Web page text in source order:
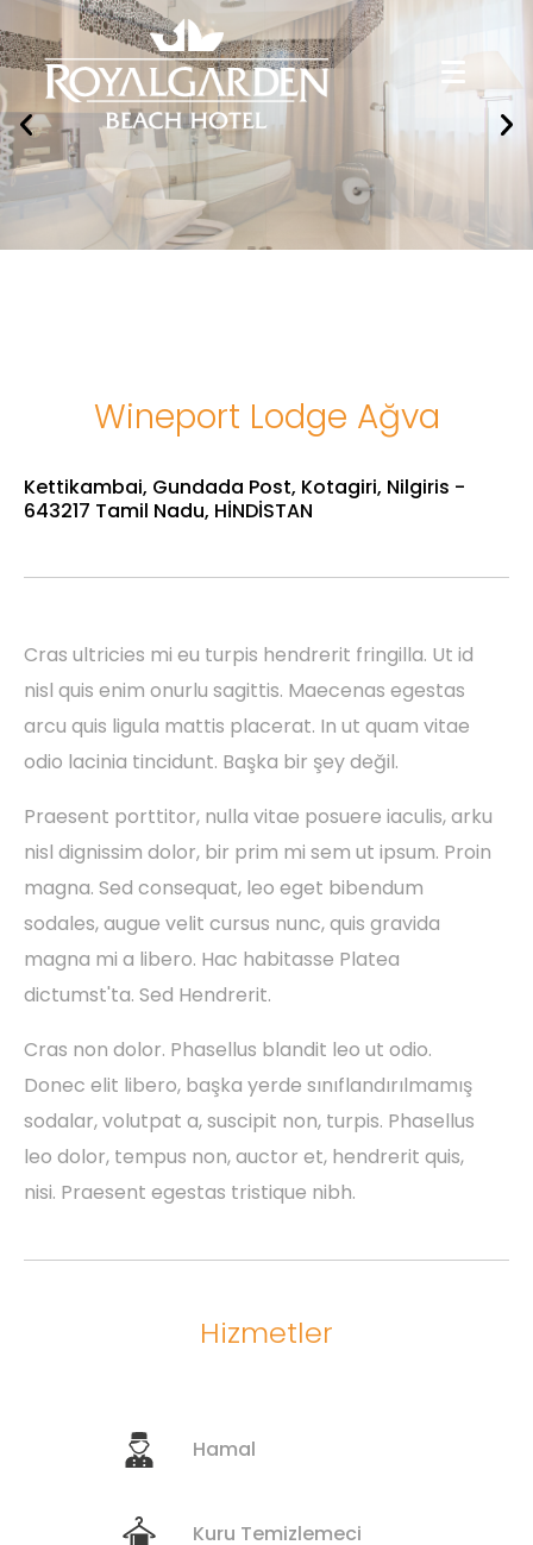
Wineport Lodge Ağva
Kettikambai, Gundada Post, Kotagiri, Nilgiris -
643217 Tamil Nadu, HİNDİSTAN
Cras ultricies mi eu turpis hendrerit fringilla. Ut id
nisl quis enim onurlu sagittis. Maecenas egestas
arcu quis ligula mattis placerat. In ut quam vitae
odio lacinia tincidunt. Başka bir şey değil.
Praesent porttitor, nulla vitae posuere iaculis, arku
nisl dignissim dolor, bir prim mi sem ut ipsum. Proin
magna. Sed consequat, leo eget bibendum
sodales, augue velit cursus nunc, quis gravida
magna mi a libero. Hac habitasse Platea
dictumst'ta. Sed Hendrerit.
Cras non dolor. Phasellus blandit leo ut odio.
Donec elit libero, başka yerde sınıflandırılmamış
sodalar, volutpat a, suscipit non, turpis. Phasellus
leo dolor, tempus non, auctor et, hendrerit quis,
nisi. Praesent egestas tristique nibh.
Hizmetler
Hamal
Kuru Temizlemeci